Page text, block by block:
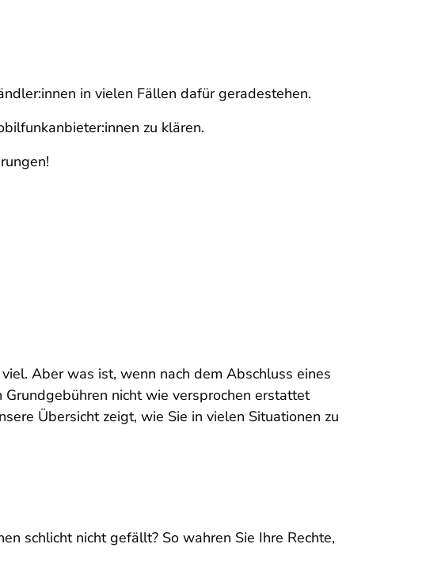
in vielen Fällen dafür geradestehen.
zu klären.
Aber was ist, wenn nach dem Abschluss eines
nicht wie versprochen erstattet
Übersicht zeigt, wie Sie in vielen Situationen zu
schlicht nicht gefällt? So wahren Sie Ihre Rechte,